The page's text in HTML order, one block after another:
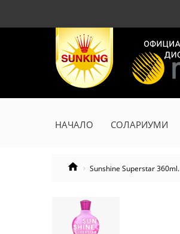
НАЧАЛО СОЛАРИУМИ
Sunshine Superstar 360ml.